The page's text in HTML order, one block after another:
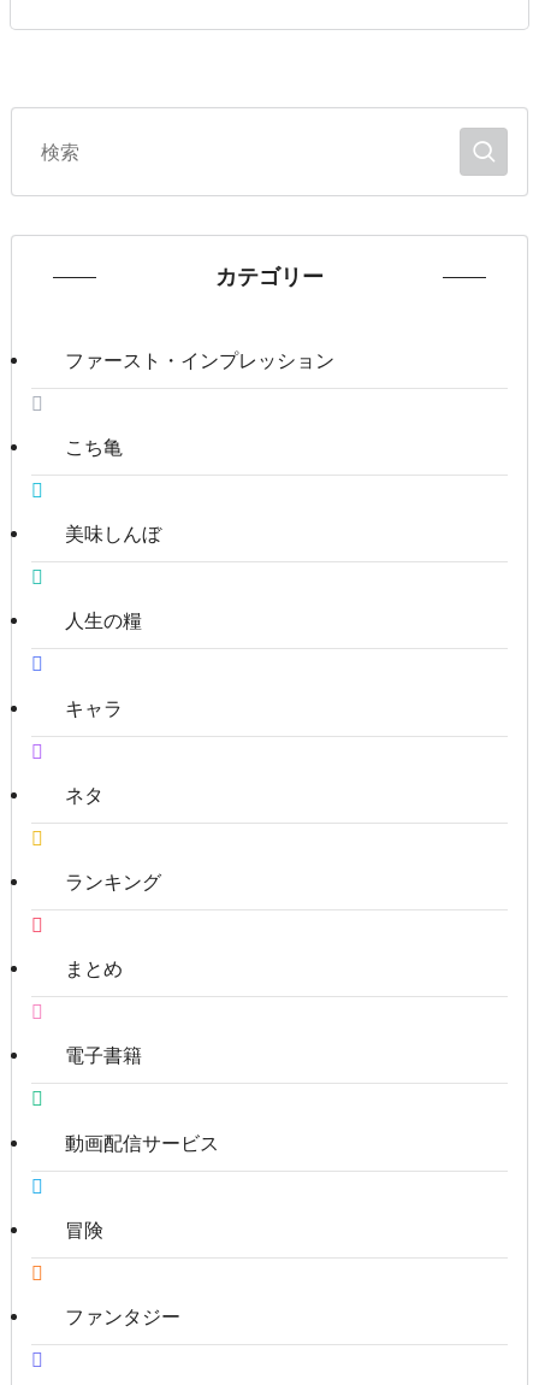
カテゴリー
ファースト・インプレッション
こち亀
美味しんぼ
人生の糧
キャラ
ネタ
ランキング
まとめ
電子書籍
動画配信サービス
冒険
ファンタジー